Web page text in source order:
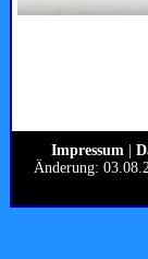
Impressum
Änderung: